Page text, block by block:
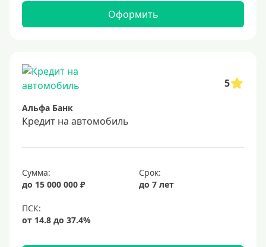
Оформить
5
Альфа Банк
Кредит на автомобиль
Сумма:
до 15 000 000 ₽
Срок:
до 7 лет